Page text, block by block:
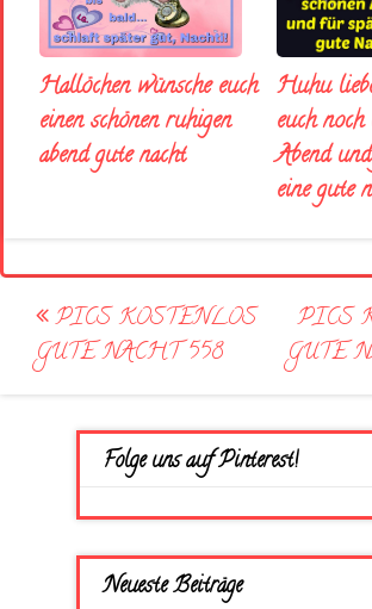
Hallöchen wünsche euch
einen schönen ruhigen
abend gute nacht
Huhu
euch noch
Abend
eine gute
Post
navigation
PICS KOSTENLOS
GUTE NACHT 558
PICS
GUTE
Folge uns auf Pinterest!
Neueste Beiträge